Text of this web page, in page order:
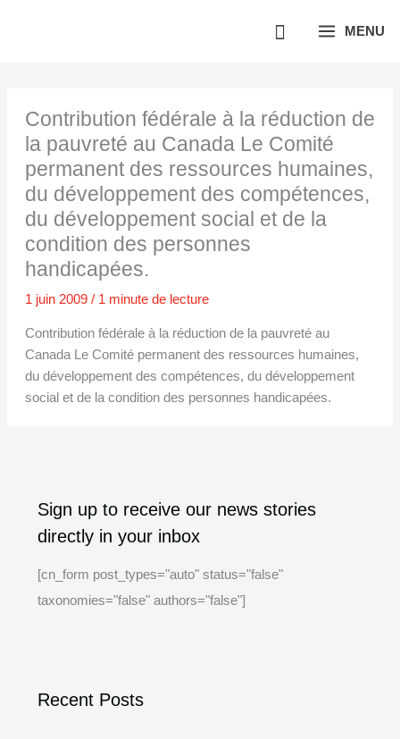
MENU
Contribution fédérale à la réduction de
la pauvreté au Canada Le Comité
permanent des ressources humaines,
du développement des compétences,
du développement social et de la
condition des personnes
handicapées.
1 juin 2009 / 1 minute de lecture
Contribution fédérale à la réduction de la pauvreté au
Canada Le Comité permanent des ressources humaines,
du développement des compétences, du développement
social et de la condition des personnes handicapées.
Sign up to receive our news stories
directly in your inbox
[cn_form post_types="auto" status="false"
taxonomies="false" authors="false"]
Recent Posts
r
c
h
i
a
t
e
g
e